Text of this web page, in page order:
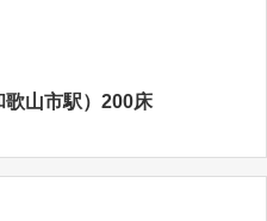
山市駅）200床